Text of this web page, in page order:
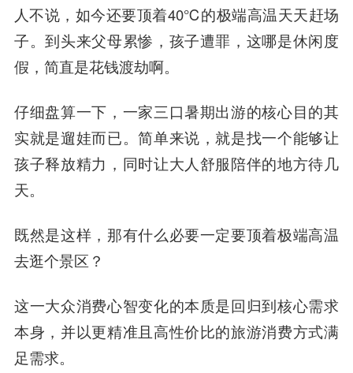
人不说，如今还要顶着40℃的极端高温天天赶场
子。到头来父母累惨，孩子遭罪，这哪是休闲度
假，简直是花钱渡劫啊。
仔细盘算一下，一家三口暑期出游的核心目的其
实就是遛娃而已。简单来说，就是找一个能够让
孩子释放精力，同时让大人舒服陪伴的地方待几
天。
既然是这样，那有什么必要一定要顶着极端高温
去逛个景区？
这一大众消费心智变化的本质是回归到核心需求
本身，并以更精准且高性价比的旅游消费方式满
足需求。